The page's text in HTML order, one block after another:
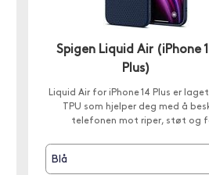
Spigen Liquid Air (iPhone
Plus)
Liquid Air for iPhone 14 Plus er
TPU som hjelper deg med å
telefonen mot riper, støt og
Blå